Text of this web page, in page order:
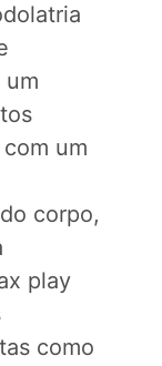
um
corpo,
play
como